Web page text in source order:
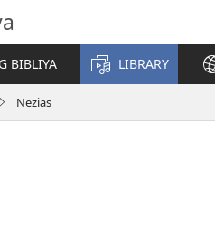
BIBLIYA LIBRARY
Nezias